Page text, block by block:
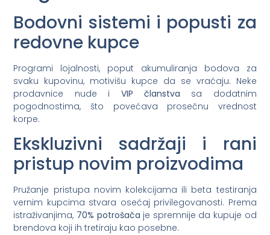
Bodovni sistemi i popusti za
redovne kupce
Programi lojalnosti, poput akumuliranja bodova za
svaku kupovinu, motivišu kupce da se vraćaju. Neke
prodavnice nude i VIP članstva sa dodatnim
pogodnostima, što povećava prosečnu vrednost
korpe.
Ekskluzivni sadržaji i rani
pristup novim proizvodima
Pružanje pristupa novim kolekcijama ili beta testiranja
vernim kupcima stvara osećaj privilegovanosti. Prema
istraživanjima, 70% potrošača je spremnije da kupuje od
brendova koji ih tretiraju kao posebne.